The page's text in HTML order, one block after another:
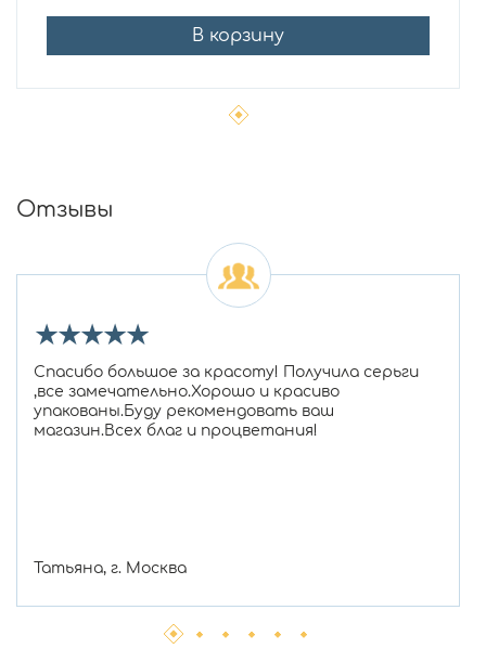
В корзину
Отзывы
★★★★★
Спасибо большое за красоту! Получила серьги
,все замечательно.Хорошо и красиво
упакованы.Буду рекомендовать ваш
магазин.Всех благ и процветания!
Татьяна, г. Москва